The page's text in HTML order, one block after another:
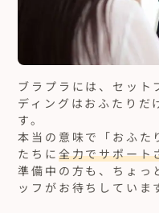
ブラプラには、セッ
ディングはおふたりだ
す。
本当の意味で「おふた
たちに 全力でサポート
準備中の方も、ちょっ
ッフがお待ちしていま